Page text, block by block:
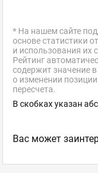
* На нашем сайте
основе статистики
и использования их
Рейтинг
содержит значение
о изменении
пересчета.
В скобках указан
Ваc может